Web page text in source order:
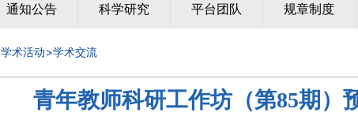
通知公告 科学研究 平台团队 规章制度
学术活动 学术交流
青年教师科研工作坊（第85期）